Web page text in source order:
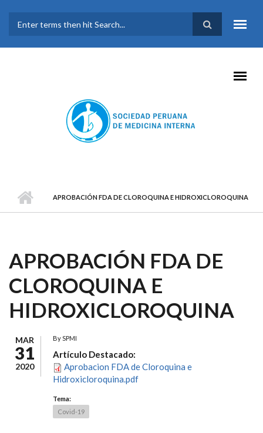
FORMULARIO DE
BÚSQUEDA
APROBACIÓN FDA DE CLOROQUINA E HIDROXICLOROQUINA
APROBACIÓN FDA DE
CLOROQUINA E
HIDROXICLOROQUINA
MAR
31
2020
BySPMI
Artículo Destacado:
Aprobacion FDA de Cloroquina e
Hidroxicloroquina.pdf
Tema:
Covid-19